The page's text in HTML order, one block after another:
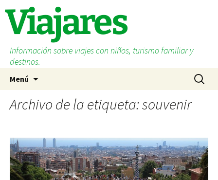
contenido
Viajares
Información sobre viajes con niños, turismo familiar y
destinos.
Menú Buscar:
Archivo de la etiqueta: souvenir